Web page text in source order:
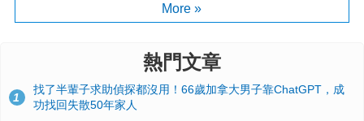
More »
熱門文章
1
找了半輩子求助偵探都沒用！66歲加拿大男子靠ChatGPT，成
功找回失散50年家人